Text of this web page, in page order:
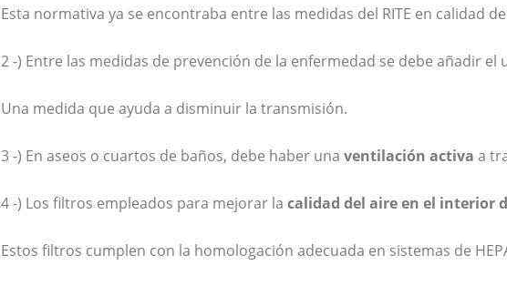
Esta normativa ya se encontraba entre las medidas del RITE en calidad
2 -) Entre las medidas de prevención de la enfermedad se debe añadir el
Una medida que ayuda a disminuir la transmisión.
3 -) En aseos o cuartos de baños, debe haber una ventilación activa a
4 -) Los filtros empleados para mejorar la calidad del aire en el interior
Estos filtros cumplen con la homologación adecuada en sistemas de